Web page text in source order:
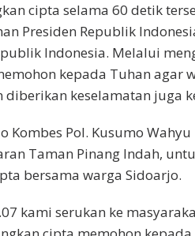
cipta selama 60 detik
Presiden Republik
Indonesia. Melalui
kepada Tuhan agar
diberikan keselamatan juga
Kombes Pol. Kusumo
Taman Pinang Indah,
bersama warga Sidoarjo.
kami serukan ke